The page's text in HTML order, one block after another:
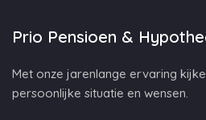
Prio Pensioen &
Met onze jarenlange ervaring
persoonlijke situatie en wensen.